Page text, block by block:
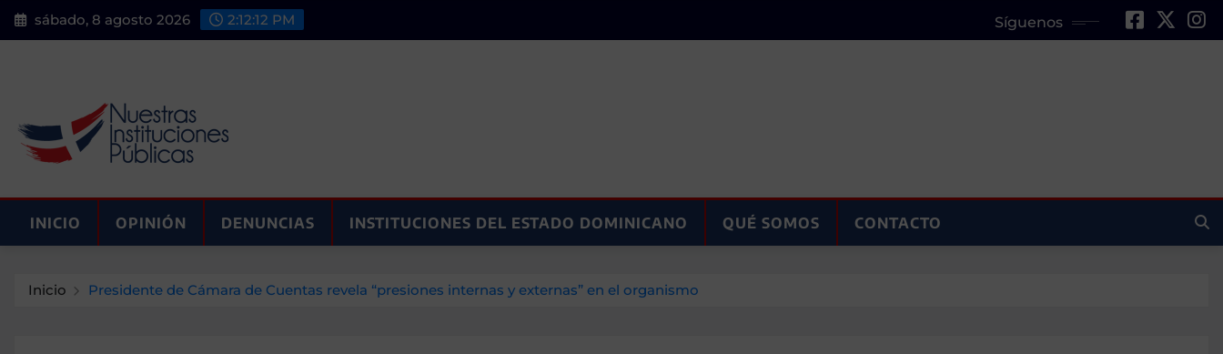
Saltar
al
sábado, 8 agosto 2026 2:12:13 PM Síguenos
INICIO OPINIÓN DENUNCIAS INSTITUCIONES DEL ESTADO DOMINICANO QUÉ SOMOS CONTACTO
Inicio Presidente de Cámara de Cuentas revela “presiones internas y externas” en el organismo